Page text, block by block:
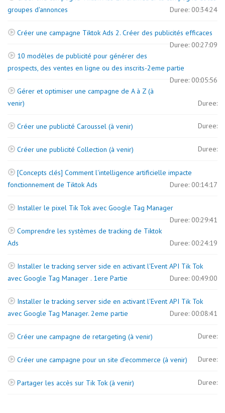
groupes d'annonces
Duree: 00:34:24
Créer une campagne Tiktok Ads 2. Créer des publicités efficaces
Duree: 00:27:09
10 modèles de publicité pour générer des
prospects, des ventes en ligne ou des inscrits-2eme partie
Duree: 00:05:56
Gérer et optimiser une campagne de A à Z (à
venir)
Duree:
Créer une publicité Caroussel (à venir) Duree:
Créer une publicité Collection (à venir) Duree:
[Concepts clés] Comment l'intelligence artificielle impacte
fonctionnement de Tiktok Ads
Duree: 00:14:17
Installer le pixel Tik Tok avec Google Tag Manager
Duree: 00:29:41
Comprendre les systèmes de tracking de Tiktok
Ads
Duree: 00:24:19
Installer le tracking server side en activant l'Event API Tik Tok
avec Google Tag Manager . 1ere Partie
Duree: 00:49:00
Installer le tracking server side en activant l'Event API Tik Tok
avec Google Tag Manager. 2eme partie
Duree: 00:08:41
Créer une campagne de retargeting (à venir) Duree:
Créer une campagne pour un site d'ecommerce (à venir) Duree:
Partager les accès sur Tik Tok (à venir) Duree: